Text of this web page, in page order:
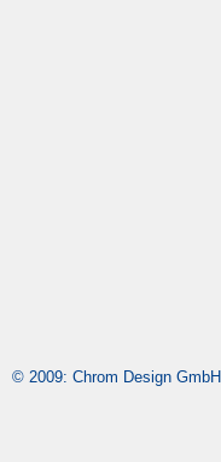
© 2009: Chrom Design GmbH